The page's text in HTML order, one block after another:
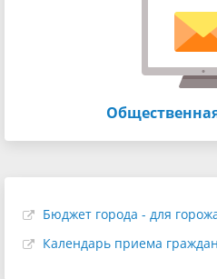
Бюджет города - для
Календарь приема граждан